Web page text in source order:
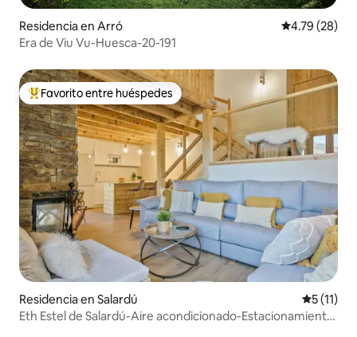
Residencia en Arró Calificación
4.79 (28)
Era de Viu Vu-Huesca-20-191
De los mejores en Favorito entre huéspedes
Favorito entre huéspedes
Residencia en Salardú
5 (11)
Eth Estel de Salardú-Aire acondicionado-Estacionamiento